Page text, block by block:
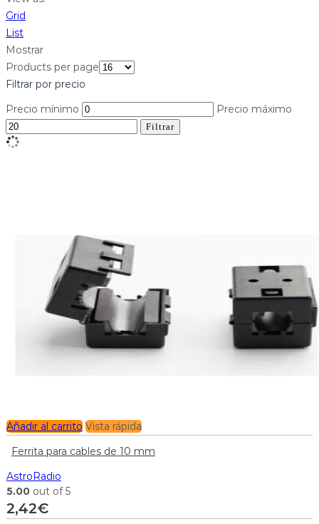
Grid
List
Mostrar
Products per page
Filtrar por precio
Precio mínimo
Precio máximo
Filtrar
Añadir al carrito Vista rápida
Ferrita para cables de 10 mm
AstroRadio
5.00 out of 5
2,42€